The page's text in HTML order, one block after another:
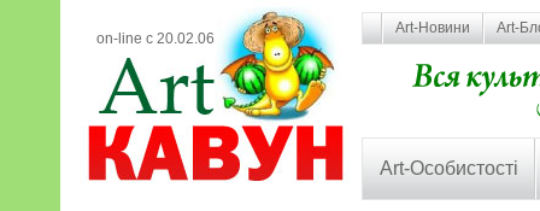
on-line с 20.02.06
Art-Новини Art-
Art-Особистості